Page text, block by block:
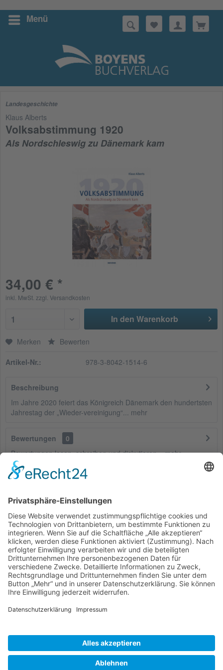
Menü
Suchen
Landesgeschichte
Klaus Alberts
Volksabstimmung 1920
Als Nordschleswig zu Dänemark kam
34,00 € *
inkl. MwSt. zzgl. Versandkosten
1 In den Warenkorb
Merken Bewerten
Artikel-Nr.: 978-3-8042-1514-6
Beschreibung
Im Jahre 2020 feiert das Königreich Dänemark den hundertsten
Jahrestag der „Wieder-vereinigung“... mehr
Bewertungen
0
Bewertungen lesen, schreiben und diskutieren...mehr
Kunden haben sich ebenfalls angesehen
Service Hotline
Shop Service
Informationen
* Alle Preise inkl. gesetzl. Mehrwertsteuer zzgl.Versandkostenund ggf.
Nachnahmegebühren, wenn nicht anders beschrieben
Bestellung Downloads
Widerrufsbelehrung Datenschutz
Impressum